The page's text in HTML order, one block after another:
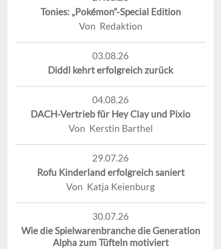
Tonies: „Pokémon“-Special Edition
Von Redaktion
03.08.26
Diddl kehrt erfolgreich zurück
04.08.26
DACH-Vertrieb für Hey Clay und Pixio
Von Kerstin Barthel
29.07.26
Rofu Kinderland erfolgreich saniert
Von Katja Keienburg
30.07.26
Wie die Spielwarenbranche die Generation
Alpha zum Tüfteln motiviert